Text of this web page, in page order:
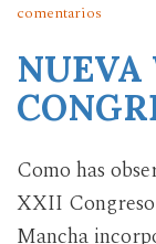
comentarios
NUEVA
Como has
XXII
Mancha